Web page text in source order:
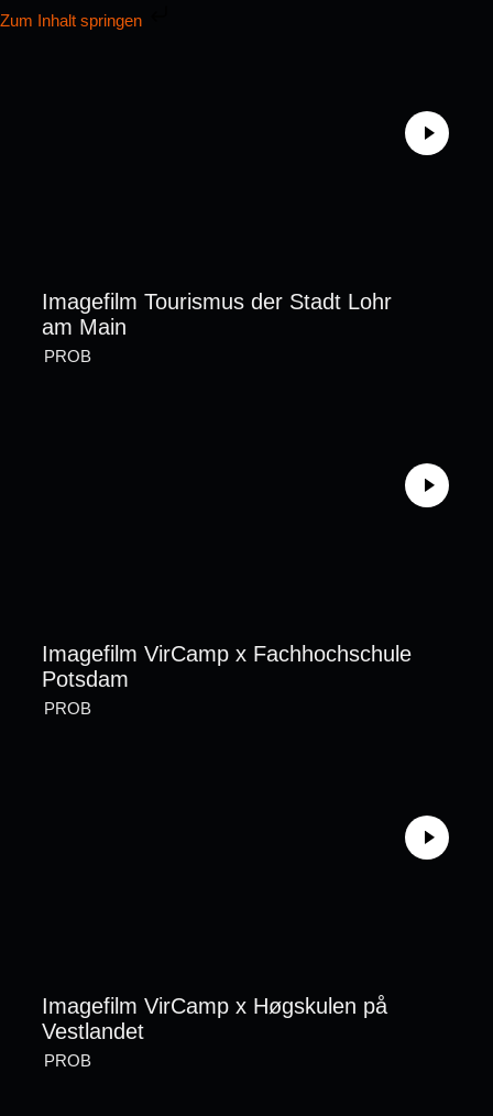
Zum Inhalt springen
Imagefilm Tourismus der Stadt Lohr
am Main
PROB
Imagefilm VirCamp x Fachhochschule
Potsdam
PROB
Imagefilm VirCamp x Høgskulen på
Vestlandet
PROB